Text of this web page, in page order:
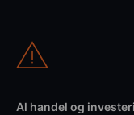
Al handel og